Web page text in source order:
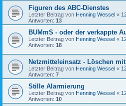
Figuren des ABC-Dienstes
Letzter Beitrag von Henning Wessel «
Antworten: 13
BUMmS - oder der verkappte
Letzter Beitrag von Henning Wessel «
Antworten: 18
Netzmitteleinsatz - Löschen
Letzter Beitrag von Henning Wessel «
Antworten: 7
Stille Alarmierung
Letzter Beitrag von Henning Wessel «
Antworten: 10